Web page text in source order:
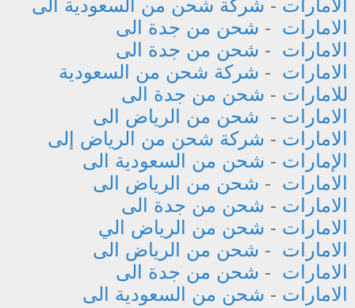
الامارات - شركة شحن من السعودية الى
الامارات - شحن من جدة الى
الامارات - شحن من جدة الى
الامارات - شركة شحن من السعودية
للامارات - شحن من جدة الى
الامارات - شحن من الرياض الى
الامارات - شركة شحن من الرياض إلى
الإمارات - شحن من السعودية الى
الامارات - شحن من الرياض الى
الامارات - شحن من جدة الى
الامارات - شحن من الرياض الي
الامارات - شحن من الرياض الى
الامارات - شحن من جدة الى
الامارات - شحن من السعودية الى